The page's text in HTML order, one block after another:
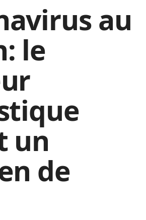
au
le
un
de